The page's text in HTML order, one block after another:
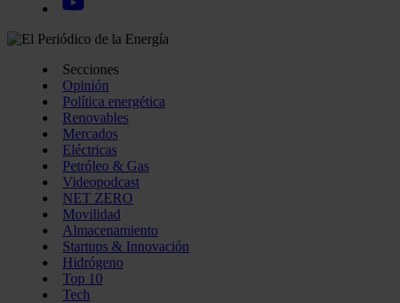
Secciones
Opinión
Política energética
Renovables
Mercados
Eléctricas
Petróleo & Gas
Videopodcast
NET ZERO
Movilidad
Almacenamiento
Startups & Innovación
Hidrógeno
Top 10
Tech